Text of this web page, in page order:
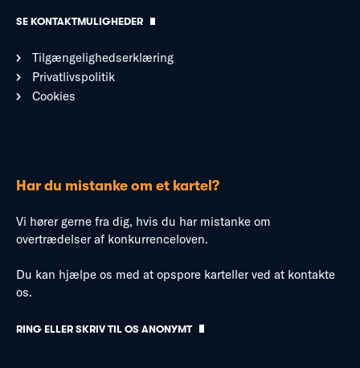
SE KONTAKTMULIGHEDER
Tilgængelighedserklæring
Privatlivspolitik
Cookies
Har du mistanke om et kartel?
Vi hører gerne fra dig, hvis du har mistanke om
overtrædelser af konkurrenceloven.
Du kan hjælpe os med at opspore karteller ved at kontakte
os.
RING ELLER SKRIV TIL OS ANONYMT